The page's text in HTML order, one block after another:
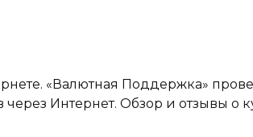
«Валютная Поддержка»
Интернет. Обзор и отзывы о